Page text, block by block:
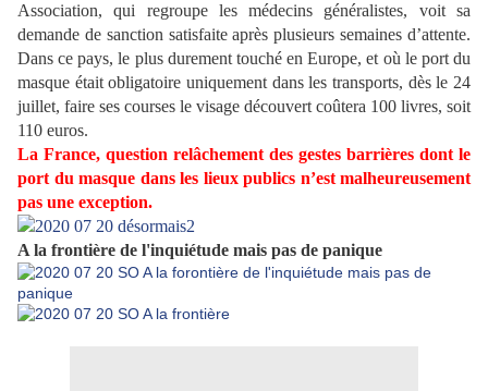
Association, qui regroupe les médecins généralistes, voit sa
demande de sanction satisfaite après plusieurs semaines d’attente.
Dans ce pays, le plus durement touché en Europe, et où le port du
masque était obligatoire uniquement dans les transports, dès le 24
juillet, faire ses courses le visage découvert coûtera 100 livres, soit
110 euros.
La France, question relâchement des gestes barrières dont le
port du masque dans les lieux publics n’est malheureusement
pas une exception.
A la frontière de l'inquiétude mais pas de panique